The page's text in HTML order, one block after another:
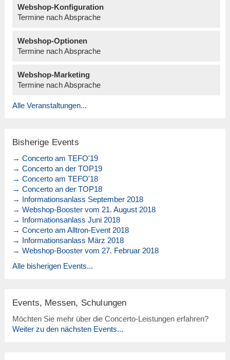
Webshop-Konfiguration
Termine nach Absprache
Webshop-Optionen
Termine nach Absprache
Webshop-Marketing
Termine nach Absprache
Alle Veranstaltungen...
Bisherige Events
→ Concerto am TEFO'19
→ Concerto an der TOP19
→ Concerto am TEFO'18
→ Concerto an der TOP18
→ Informationsanlass September 2018
→ Webshop-Booster vom 21. August 2018
→ Informationsanlass Juni 2018
→ Concerto am Alltron-Event 2018
→ Informationsanlass März 2018
→ Webshop-Booster vom 27. Februar 2018
Alle bisherigen Events...
Events, Messen, Schulungen
Möchten Sie mehr über die Concerto-Leistungen erfahren?
Weiter zu den nächsten Events...